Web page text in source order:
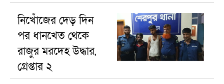
নিখোঁজের দেড় দিন
পর ধানখেত থেকে
রাজুর মরদেহ উদ্ধার,
গ্রেপ্তার ২